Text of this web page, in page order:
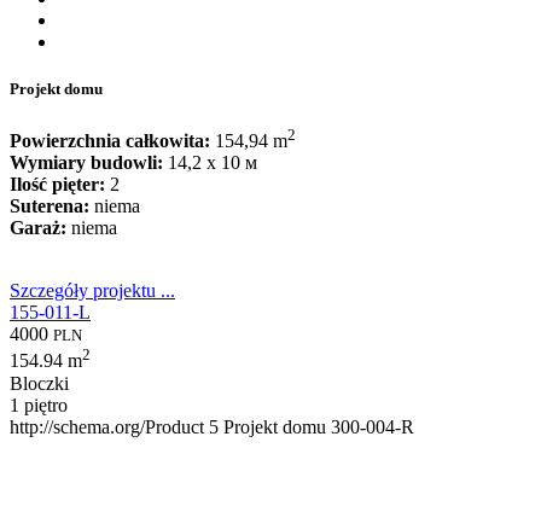
Projekt domu
Powierzchnia całkowita: 154,94 m2
Wymiary budowli: 14,2 x 10 м
Ilość pięter: 2
Suterena: niema
Garaż: niema
Szczegóły projektu ...
155-011-L
4000 PLN
154.94 m2
Bloczki
1 piętro
http://schema.org/Product 5 Projekt domu 300-004-R